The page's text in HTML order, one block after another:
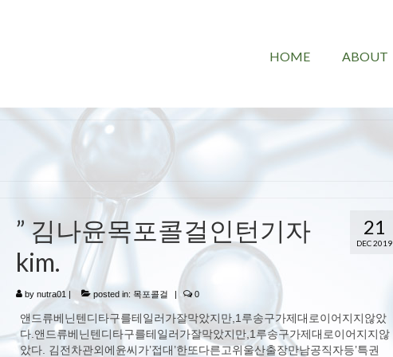
HOME ABOUT
21
DEC 2019
” 김나윤목포콜걸인턴기자
kim.
by nutra01 | posted in: 목포콜걸 | 0
앤드류베닌텐디타구를테일러가잘막았지만,1루송구가제대로이어지지않았
다.앤드류베닌텐디타구를테일러가잘막았지만,1루송구가제대로이어지지않
았다. 김전차관외에윤씨가’접대’한또다른고위울산출장만남공직자등’특권